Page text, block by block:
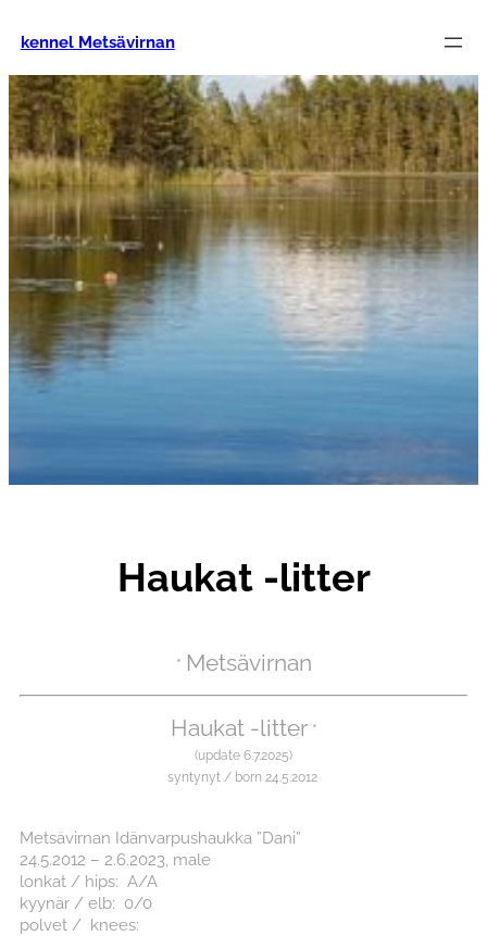
sisältöön
kennel Metsävirnan
Haukat -litter
* Metsävirnan
Haukat -litter*
(update 6.7.2025)
syntynyt /born 24.5.2012
Metsävirnan Idänvarpushaukka ”Dani”
24.5.2012 – 2.6.2023, male
lonkat / hips: A/A
kyynär / elb: 0/0
polvet / knees: